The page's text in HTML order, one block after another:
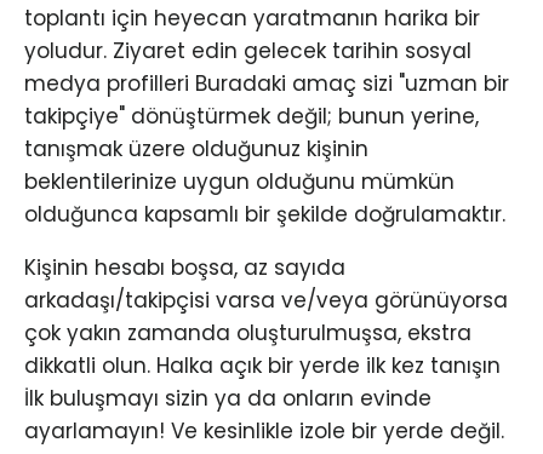
toplantı için heyecan yaratmanın harika bir
yoludur. Ziyaret edin gelecek tarihin sosyal
medya profilleri Buradaki amaç sizi "uzman bir
takipçiye" dönüştürmek değil; bunun yerine,
tanışmak üzere olduğunuz kişinin
beklentilerinize uygun olduğunu mümkün
olduğunca kapsamlı bir şekilde doğrulamaktır.
Kişinin hesabı boşsa, az sayıda
arkadaşı/takipçisi varsa ve/veya görünüyorsa
çok yakın zamanda oluşturulmuşsa, ekstra
dikkatli olun. Halka açık bir yerde ilk kez tanışın
İlk buluşmayı sizin ya da onların evinde
ayarlamayın! Ve kesinlikle izole bir yerde değil.